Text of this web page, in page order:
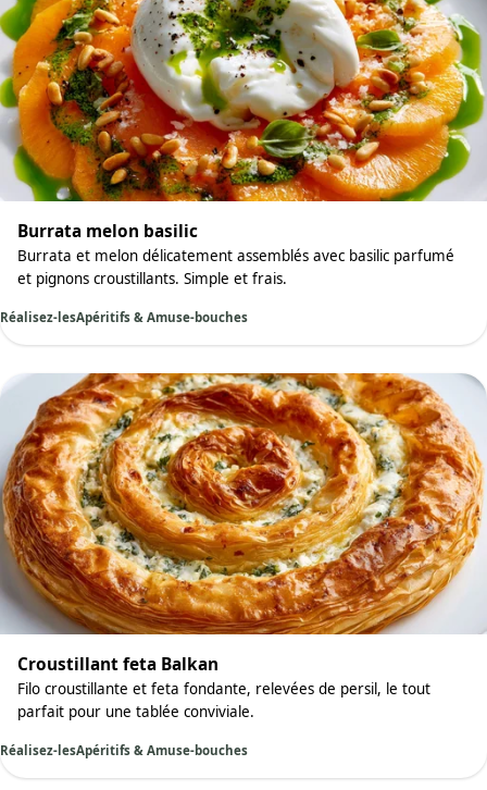
Burrata melon basilic
Burrata et melon délicatement assemblés avec basilic parfumé
et pignons croustillants. Simple et frais.
Réalisez-lesApéritifs & Amuse-bouches
Croustillant feta Balkan
Filo croustillante et feta fondante, relevées de persil, le tout
parfait pour une tablée conviviale.
Réalisez-lesApéritifs & Amuse-bouches